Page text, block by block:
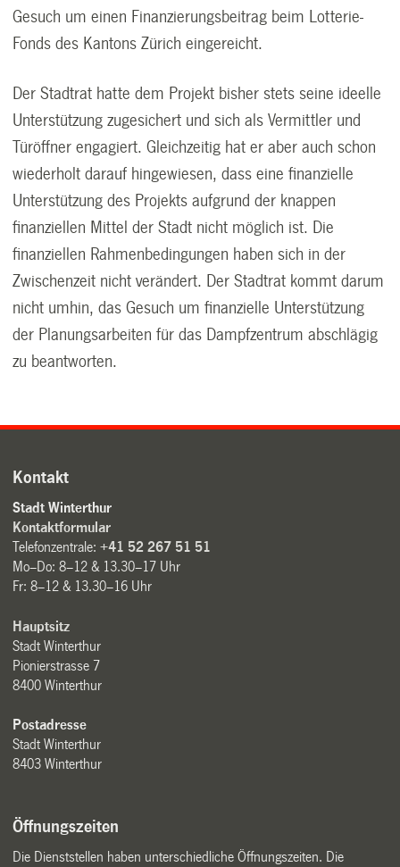
Gesuch um einen Finanzierungsbeitrag beim Lotterie-
Fonds des Kantons Zürich eingereicht.
Der Stadtrat hatte dem Projekt bisher stets seine ideelle
Unterstützung zugesichert und sich als Vermittler und
Türöffner engagiert. Gleichzeitig hat er aber auch schon
wiederholt darauf hingewiesen, dass eine finanzielle
Unterstützung des Projekts aufgrund der knappen
finanziellen Mittel der Stadt nicht möglich ist. Die
finanziellen Rahmenbedingungen haben sich in der
Zwischenzeit nicht verändert. Der Stadtrat kommt darum
nicht umhin, das Gesuch um finanzielle Unterstützung
der Planungsarbeiten für das Dampfzentrum abschlägig
zu beantworten.
Kontakt
Stadt Winterthur
Kontaktformular
Telefonzentrale:+41 52 267 51 51
Mo–Do: 8–12 & 13.30–17 Uhr
Fr: 8–12 & 13.30–16 Uhr
Hauptsitz
Stadt Winterthur
Pionierstrasse 7
8400 Winterthur
Postadresse
Stadt Winterthur
8403 Winterthur
Öffnungszeiten
Die Dienststellen haben unterschiedliche Öffnungszeiten. Die